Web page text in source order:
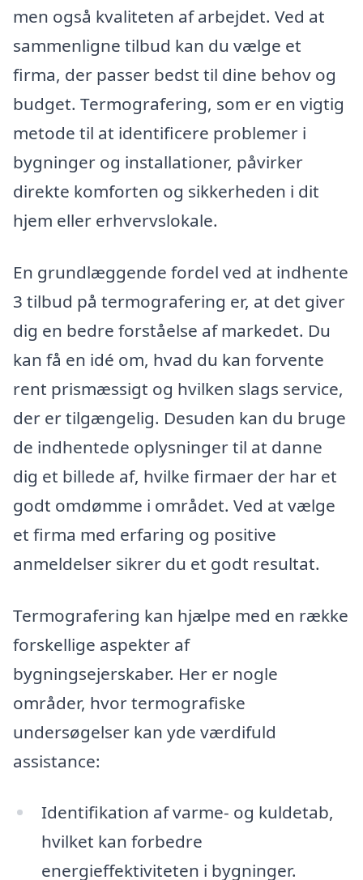
men også kvaliteten af arbejdet. Ved at
sammenligne tilbud kan du vælge et
firma, der passer bedst til dine behov og
budget. Termografering, som er en vigtig
metode til at identificere problemer i
bygninger og installationer, påvirker
direkte komforten og sikkerheden i dit
hjem eller erhvervslokale.
En grundlæggende fordel ved at indhente
3 tilbud på termografering er, at det giver
dig en bedre forståelse af markedet. Du
kan få en idé om, hvad du kan forvente
rent prismæssigt og hvilken slags service,
der er tilgængelig. Desuden kan du bruge
de indhentede oplysninger til at danne
dig et billede af, hvilke firmaer der har et
godt omdømme i området. Ved at vælge
et firma med erfaring og positive
anmeldelser sikrer du et godt resultat.
Termografering kan hjælpe med en række
forskellige aspekter af
bygningsejerskaber. Her er nogle
områder, hvor termografiske
undersøgelser kan yde værdifuld
assistance:
Identifikation af varme- og kuldetab,
hvilket kan forbedre
energieffektiviteten i bygninger.